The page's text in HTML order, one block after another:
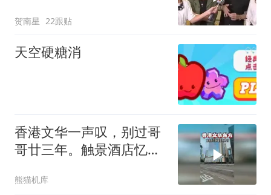
贺南星 22跟贴
天空硬糖消
香港文华一声叹，别过哥
哥廿三年。触景酒店忆芳
熊猫机库